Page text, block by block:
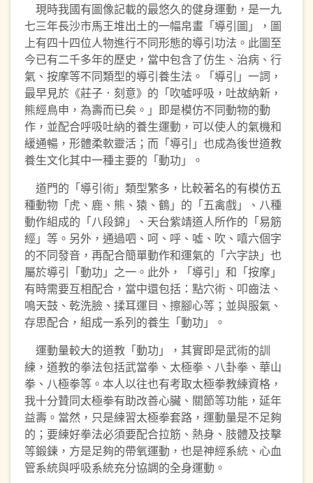
現時我國有圖像記載的最悠久的健身運動，是一九
七三年長沙市馬王堆出土的一幅帛畫「導引圖」，圖
上有四十四位人物進行不同形態的導引功法。此圖至
今已有二千多年的歷史，當中包含了仿生、治病、行
氣、按摩等不同類型的導引養生法。「導引」一詞，
最早見於《莊子．刻意》的「吹噓呼吸，吐故納新，
熊經鳥申，為壽而已矣。」即是模仿不同動物的動
作，並配合呼吸吐納的養生運動，可以使人的氣機和
緩通暢，形體柔軟靈活；而「導引」也成為後世道教
養生文化其中一種主要的「動功」。
道門的「導引術」類型繁多，比較著名的有模仿五
種動物「虎、鹿、熊、猿、鶴」的「五禽戲」、八種
動作組成的「八段錦」、天台紫靖道人所作的「易筋
經」等。另外，通過呬、呵、呼、噓、吹、嘻六個字
的不同發音，再配合簡單動作和運氣的「六字訣」也
屬於導引「動功」之一。此外，「導引」和「按摩」
有時需要互相配合，當中還包括：點穴術、叩齒法、
鳴天鼓、乾洗臉、揉耳運目、擦腳心等；並與服氣、
存思配合，組成一系列的養生「動功」。
運動量較大的道教「動功」，其實即是武術的訓
練，道教的拳法包括武當拳、太極拳、八卦拳、華山
拳、八極拳等。本人以往也有考取太極拳教練資格，
我十分贊同太極拳有助改善心臟、關節等功能，延年
益壽。當然，只是練習太極拳套路，運動量是不足夠
的；要練好拳法必須要配合拉筋、熱身、肢體及技擊
等鍛鍊，方是足夠的帶氧運動，也是神經系統、心血
管系統與呼吸系統充分協調的全身運動。